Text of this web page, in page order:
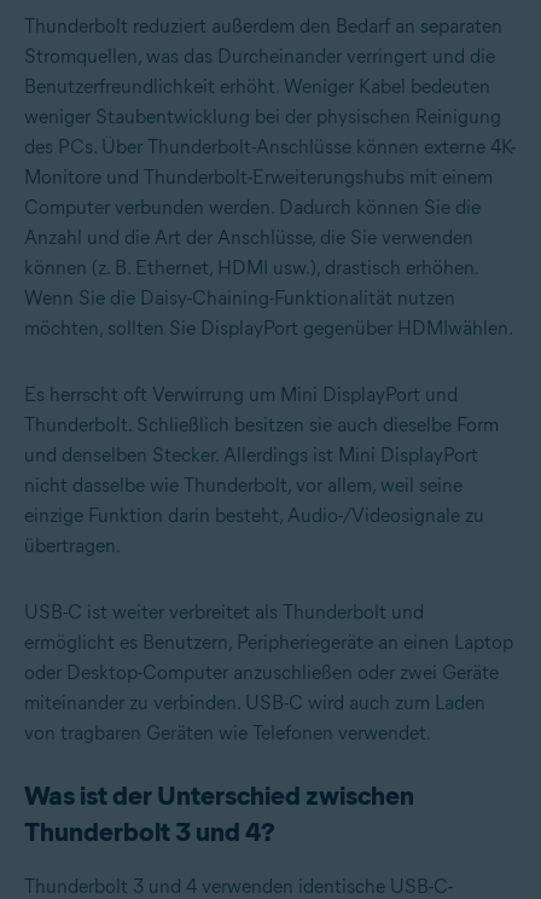
Thunderbolt reduziert außerdem den Bedarf an separaten
Stromquellen, was das Durcheinander verringert und die
Benutzerfreundlichkeit erhöht. Weniger Kabel bedeuten
weniger Staubentwicklung bei der physischen Reinigung
des PCs. Über Thunderbolt-Anschlüsse können externe 4K-
Monitore und Thunderbolt-Erweiterungshubs mit einem
Computer verbunden werden. Dadurch können Sie die
Anzahl und die Art der Anschlüsse, die Sie verwenden
können (z. B. Ethernet, HDMI usw.), drastisch erhöhen.
Wenn Sie die Daisy-Chaining-Funktionalität nutzen
möchten, sollten Sie DisplayPort gegenüber HDMIwählen.
Es herrscht oft Verwirrung um Mini DisplayPort und
Thunderbolt. Schließlich besitzen sie auch dieselbe Form
und denselben Stecker. Allerdings ist Mini DisplayPort
nicht dasselbe wie Thunderbolt, vor allem, weil seine
einzige Funktion darin besteht, Audio-/Videosignale zu
übertragen.
USB-C ist weiter verbreitet als Thunderbolt und
ermöglicht es Benutzern, Peripheriegeräte an einen Laptop
oder Desktop-Computer anzuschließen oder zwei Geräte
miteinander zu verbinden. USB-C wird auch zum Laden
von tragbaren Geräten wie Telefonen verwendet.
Was ist der Unterschied zwischen
Thunderbolt 3 und 4?
Thunderbolt 3 und 4 verwenden identische USB-C-